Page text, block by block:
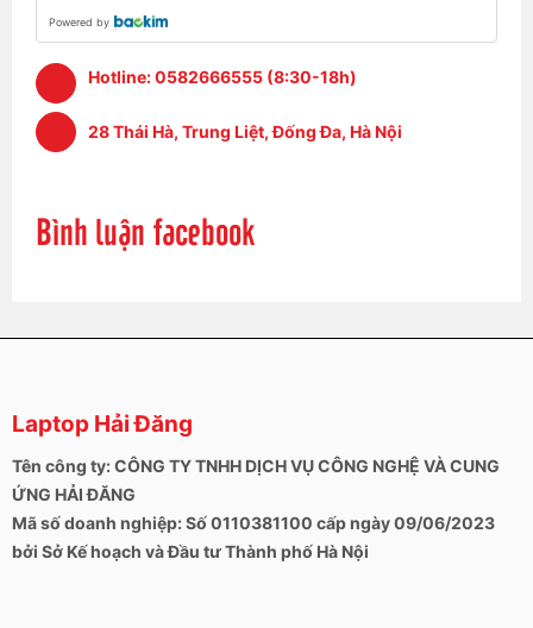
Powered by
Hotline:0582666555 (8:30-18h)
28 Thái Hà, Trung Liệt, Đống Đa, Hà Nội
Bình luận facebook
Laptop Hải Đăng
Tên công ty: CÔNG TY TNHH DỊCH VỤ CÔNG NGHỆ VÀ CUNG
ỨNG HẢI ĐĂNG
Mã số doanh nghiệp: Số 0110381100 cấp ngày 09/06/2023
bởi Sở Kế hoạch và Đầu tư Thành phố Hà Nội